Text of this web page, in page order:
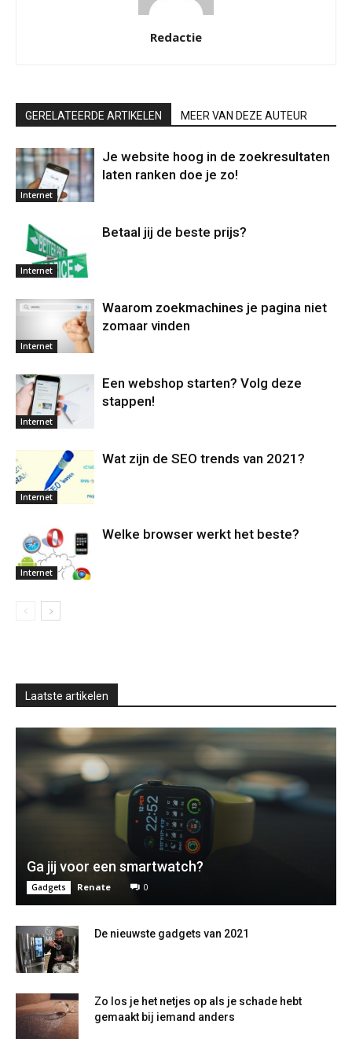
Redactie
GERELATEERDE ARTIKELEN MEER VAN DEZE AUTEUR
Internet
Je website hoog in de zoekresultaten
laten ranken doe je zo!
Internet
Betaal jij de beste prijs?
Internet
Waarom zoekmachines je pagina niet
zomaar vinden
Internet
Een webshop starten? Volg deze
stappen!
Internet
Wat zijn de SEO trends van 2021?
Internet
Welke browser werkt het beste?
Laatste artikelen
Ga jij voor een smartwatch?
Gadgets Renate 0
De nieuwste gadgets van 2021
Zo los je het netjes op als je schade hebt
gemaakt bij iemand anders